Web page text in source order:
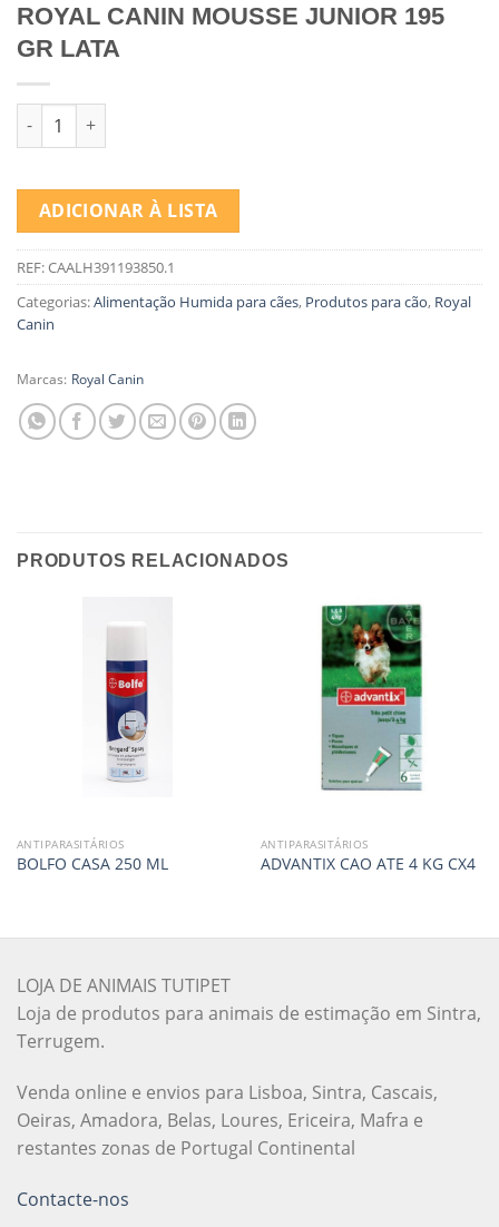
ROYAL CANIN MOUSSE JUNIOR 195
GR LATA
Quantidade de ROYAL CANIN MOUSSE JUNIOR 195 GR LATA
ADICIONAR À LISTA
REF:CAALH391193850.1
Categorias:Alimentação Humida para cães, Produtos para cão, Royal
Canin
Marcas: Royal Canin
PRODUTOS RELACIONADOS
ANTIPARASITÁRIOS
BOLFO CASA 250 ML
ANTIPARASITÁRIOS
ADVANTIX CAO ATE 4 KG CX4
LOJA DE ANIMAIS TUTIPET
Loja de produtos para animais de estimação em Sintra,
Terrugem.
Venda online e envios para Lisboa, Sintra, Cascais,
Oeiras, Amadora, Belas, Loures, Ericeira, Mafra e
restantes zonas de Portugal Continental
Contacte-nos